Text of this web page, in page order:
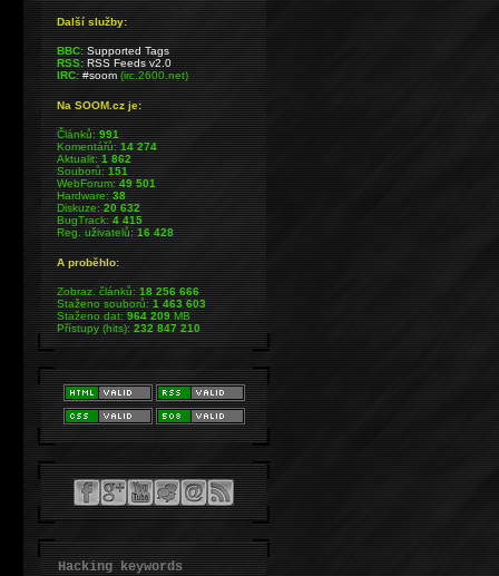
Další služby:
BBC: Supported Tags
RSS: RSS Feeds v2.0
IRC: #soom(irc.2600.net)
Na SOOM.cz je:
Článků:991
Komentářů:14 274
Aktualit:1 862
Souborů:151
WebForum:49 501
Hardware:38
Diskuze:20 632
BugTrack:4 415
Reg. uživatelů:16 428
A proběhlo:
Zobraz. článků:18 256 666
Staženo souborů:1 463 603
Staženo dat:964 209MB
Přístupy (hits):232 847 210
Hacking keywords